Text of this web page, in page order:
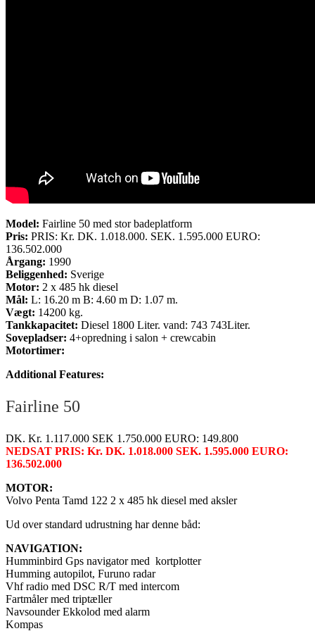
Model: Fairline 50 med stor badeplatform
Pris: PRIS: Kr. DK. 1.018.000. SEK. 1.595.000 EURO:
136.502.000
Årgang: 1990
Beliggenhed: Sverige
Motor: 2 x 485 hk diesel
Mål: L: 16.20 m B: 4.60 m D: 1.07 m.
Vægt: 14200 kg.
Tankkapacitet: Diesel 1800 Liter. vand: 743 743Liter.
Sovepladser: 4+opredning i salon + crewcabin
Motortimer:
Additional Features:
Fairline 50
DK. Kr. 1.117.000 SEK 1.750.000 EURO: 149.800
NEDSAT PRIS: Kr. DK. 1.018.000 SEK. 1.595.000 EURO:
136.502.000
MOTOR:
Volvo Penta Tamd 122 2 x 485 hk diesel med aksler
Ud over standard udrustning har denne båd:
NAVIGATION:
Humminbird Gps navigator med kortplotter
Humming autopilot, Furuno radar
Vhf radio med DSC R/T med intercom
Fartmåler med triptæller
Navsounder Ekkolod med alarm
Kompas